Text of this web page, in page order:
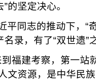
的坚定决心。
平同志的推动下，“
录，有了“双世遗”
福建考察，第一站
文资源，是中华民